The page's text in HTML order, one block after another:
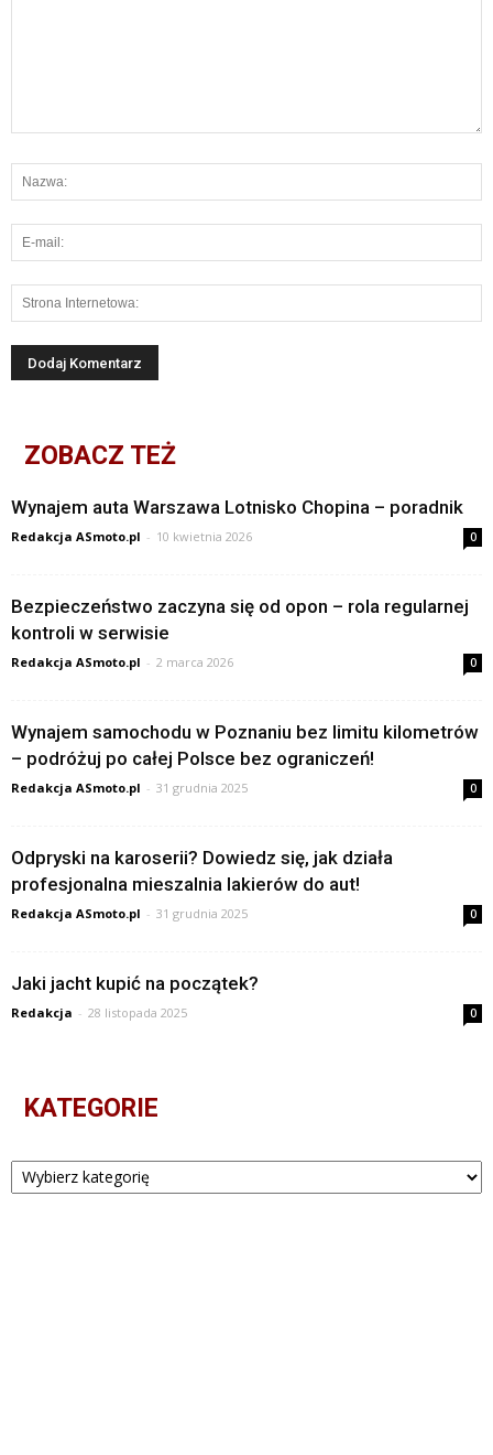
ZOBACZ TEŻ
Wynajem auta Warszawa Lotnisko Chopina – poradnik
Redakcja ASmoto.pl - 10 kwietnia 2026 0
Bezpieczeństwo zaczyna się od opon – rola regularnej
kontroli w serwisie
Redakcja ASmoto.pl - 2 marca 2026 0
Wynajem samochodu w Poznaniu bez limitu kilometrów
– podróżuj po całej Polsce bez ograniczeń!
Redakcja ASmoto.pl - 31 grudnia 2025 0
Odpryski na karoserii? Dowiedz się, jak działa
profesjonalna mieszalnia lakierów do aut!
Redakcja ASmoto.pl - 31 grudnia 2025 0
Jaki jacht kupić na początek?
Redakcja - 28 listopada 2025 0
KATEGORIE
Kategorie